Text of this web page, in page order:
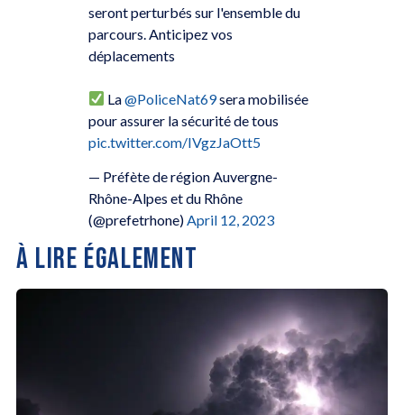
seront perturbés sur l'ensemble du
parcours. Anticipez vos
déplacements
La@PoliceNat69sera mobilisée
pour assurer la sécurité de tous
pic.twitter.com/IVgzJaOtt5
— Préfète de région Auvergne-
Rhône-Alpes et du Rhône
(@prefetrhone)April 12, 2023
À LIRE ÉGALEMENT